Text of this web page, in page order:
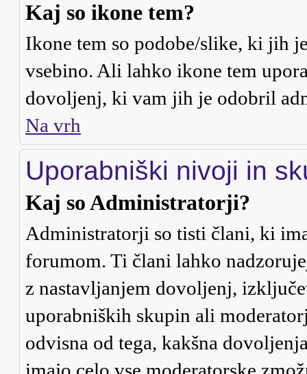
Kaj so ikone tem?
Ikone tem so podobe/slike, ki jih
vsebino. Ali lahko ikone tem
dovoljenj, ki vam jih je odobril
Na vrh
Uporabniški nivoji in
Kaj so Administratorji?
Administratorji so tisti člani, ki
forumom. Ti člani lahko
z nastavljanjem dovoljenj,
uporabniških skupin ali
odvisna od tega, kakšna